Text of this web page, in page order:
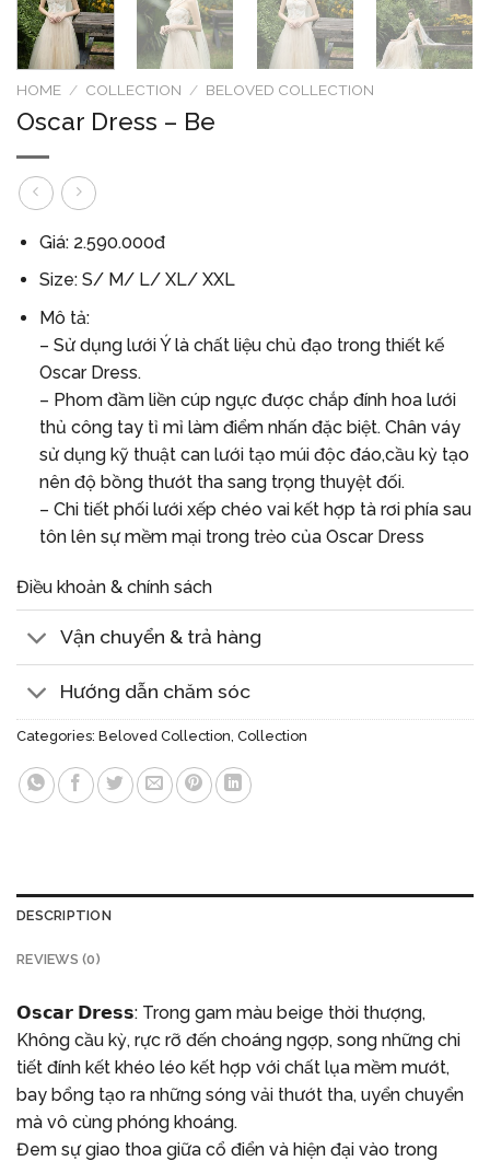
HOME / COLLECTION / BELOVED COLLECTION
Oscar Dress – Be
Giá: 2.590.000đ
Size: S/ M/ L/ XL/ XXL
Mô tả:
– Sử dụng lưới Ý là chất liệu chủ đạo trong thiết kế
Oscar Dress.
– Phom đầm liền cúp ngực được chắp đính hoa lưới
thủ công tay tỉ mỉ làm điểm nhấn đặc biệt. Chân váy
sử dụng kỹ thuật can lưới tạo múi độc đáo,cầu kỳ tạo
nên độ bồng thướt tha sang trọng thuyệt đối.
– Chi tiết phối lưới xếp chéo vai kết hợp tà rơi phía sau
tôn lên sự mềm mại trong trẻo của Oscar Dress
Điều khoản & chính sách
Vận chuyển & trả hàng
Hướng dẫn chăm sóc
Categories: Beloved Collection Collection
DESCRIPTION
REVIEWS (0)
𝗢𝘀𝗰𝗮𝗿 𝗗𝗿𝗲𝘀𝘀: Trong gam màu beige thời thượng,
Không cầu kỳ, rực rỡ đến choáng ngợp, song những chi
tiết đính kết khéo léo kết hợp với chất lụa mềm mướt,
bay bổng tạo ra những sóng vải thướt tha, uyển chuyển
mà vô cùng phóng khoáng.
Đem sự giao thoa giữa cổ điển và hiện đại vào trong